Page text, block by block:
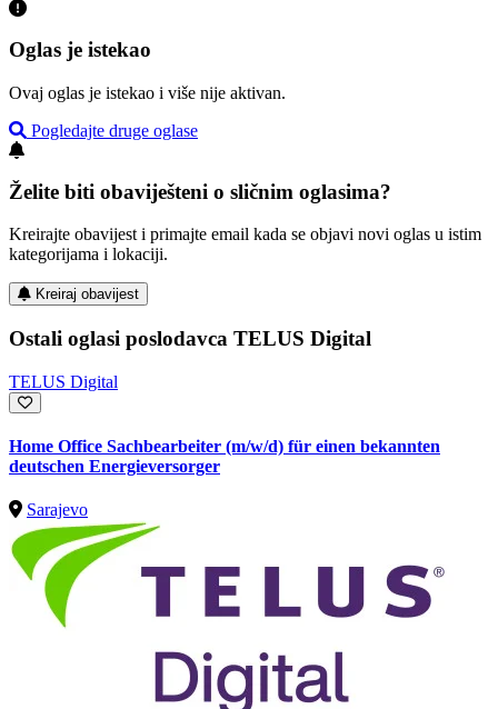
Oglas je istekao
Ovaj oglas je istekao i više nije aktivan.
Pogledajte druge oglase
Želite biti obaviješteni o sličnim oglasima?
Kreirajte obavijest i primajte email kada se objavi novi oglas u istim
kategorijama i lokaciji.
Kreiraj obavijest
Ostali oglasi poslodavca TELUS Digital
TELUS Digital
Home Office Sachbearbeiter (m/w/d) für einen bekannten
deutschen Energieversorger
Sarajevo